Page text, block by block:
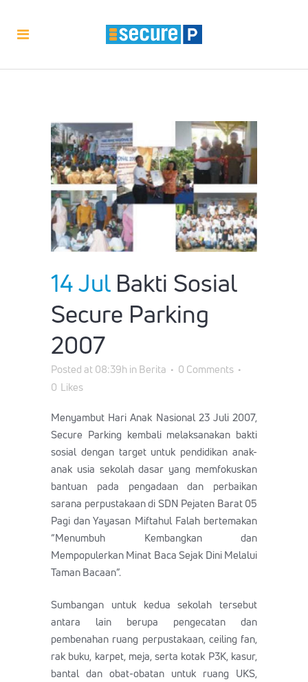
14 JulBakti Sosial
Secure Parking
2007
Posted at 08:39hinBerita
0 Comments
0 Likes
Menyambut Hari Anak Nasional 23 Juli 2007,
Secure Parking kembali melaksanakan bakti
sosial dengan target untuk pendidikan anak-
anak usia sekolah dasar yang memfokuskan
bantuan pada pengadaan dan perbaikan
sarana perpustakaan di SDN Pejaten Barat 05
Pagi dan Yayasan Miftahul Falah bertemakan
“Menumbuh Kembangkan dan
Mempopulerkan Minat Baca Sejak Dini Melalui
Taman Bacaan”.
Sumbangan untuk kedua sekolah tersebut
antara lain berupa pengecatan dan
pembenahan ruang perpustakaan, ceiling fan,
rak buku, karpet, meja, serta kotak P3K, kasur,
bantal dan obat-obatan untuk ruang UKS,